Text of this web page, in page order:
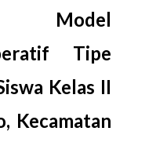
Model
Tipe
Kelas II
Kecamatan